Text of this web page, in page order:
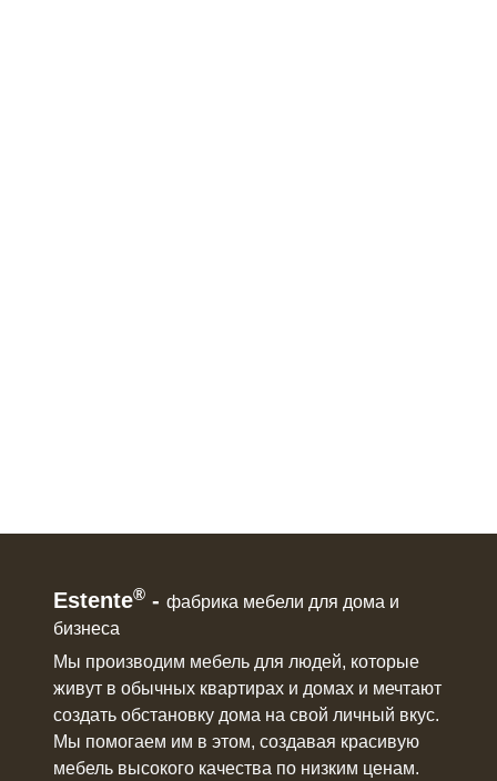
Estente® - фабрика мебели для дома и
бизнеса
Мы производим мебель для людей, которые
живут в обычных квартирах и домах и мечтают
создать обстановку дома на свой личный вкус.
Мы помогаем им в этом, создавая красивую
мебель высокого качества по низким ценам.